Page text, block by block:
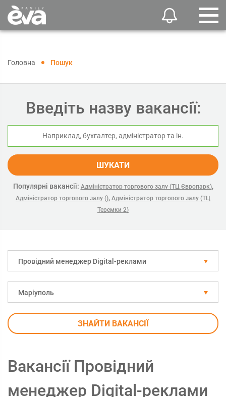
Головна Пошук
Введіть назву вакансії:
ШУКАТИ
Популярні вакансії: Адміністратор торгового залу (ТЦ Європарк),
Адміністратор торгового залу (), Адміністратор торгового залу (ТЦ
Теремки 2)
Провідний менеджер Digital-реклами
Маріуполь
ЗНАЙТИ ВАКАНСІЇ
Вакансії Провідний
менеджер Digital-реклами